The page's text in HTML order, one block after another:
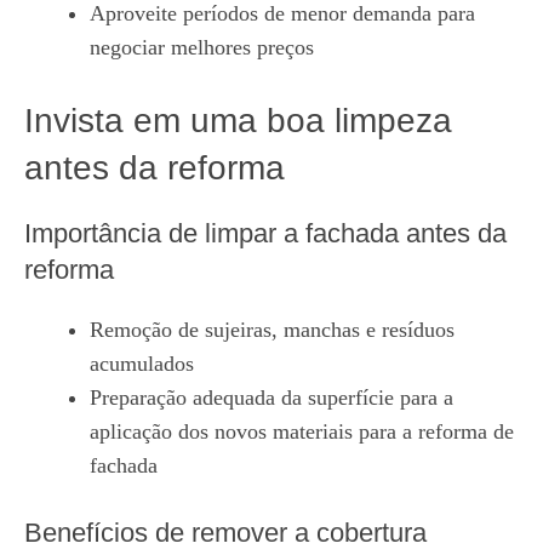
Aproveite períodos de menor demanda para
negociar melhores preços
Invista em uma boa limpeza
antes da reforma
Importância de limpar a fachada antes da
reforma
Remoção de sujeiras, manchas e resíduos
acumulados
Preparação adequada da superfície para a
aplicação dos novos materiais para a reforma de
fachada
Benefícios de remover a cobertura